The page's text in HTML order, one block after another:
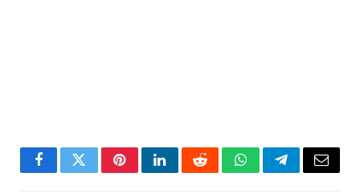
FacebookTwitterPinterestLinkedInRedditWhatsAppTelegramEmail